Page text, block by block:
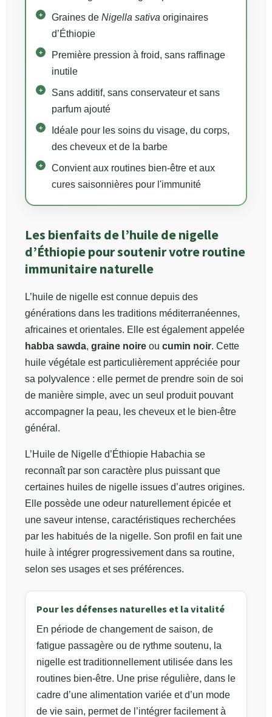
Graines de Nigella sativa originaires
d’Éthiopie
Première pression à froid, sans raffinage
inutile
Sans additif, sans conservateur et sans
parfum ajouté
Idéale pour les soins du visage, du corps,
des cheveux et de la barbe
Convient aux routines bien-être et aux
cures saisonnières pour l'immunité
Les bienfaits de l’huile de nigelle
d’Éthiopie pour soutenir votre routine
immunitaire naturelle
L’huile de nigelle est connue depuis des
générations dans les traditions méditerranéennes,
africaines et orientales. Elle est également appelée
habba sawda, graine noire ou cumin noir. Cette
huile végétale est particulièrement appréciée pour
sa polyvalence : elle permet de prendre soin de soi
de manière simple, avec un seul produit pouvant
accompagner la peau, les cheveux et le bien-être
général.
L’Huile de Nigelle d’Éthiopie Habachia se
reconnaît par son caractère plus puissant que
certaines huiles de nigelle issues d’autres origines.
Elle possède une odeur naturellement épicée et
une saveur intense, caractéristiques recherchées
par les habitués de la nigelle. Son profil en fait une
huile à intégrer progressivement dans sa routine,
selon ses usages et ses préférences.
Pour les défenses naturelles et la vitalité
En période de changement de saison, de
fatigue passagère ou de rythme soutenu, la
nigelle est traditionnellement utilisée dans les
routines bien-être. Une prise régulière, dans le
cadre d’une alimentation variée et d’un mode
de vie sain, permet de l’intégrer facilement à